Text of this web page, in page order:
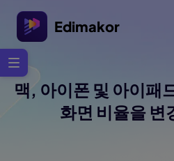
Edimakor
맥, 아이폰 및 아이패
화면 비율을 변